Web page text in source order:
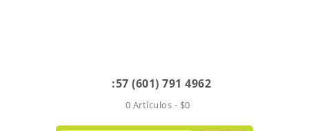
:57 (601) 791 4962
0 Artículos - $0